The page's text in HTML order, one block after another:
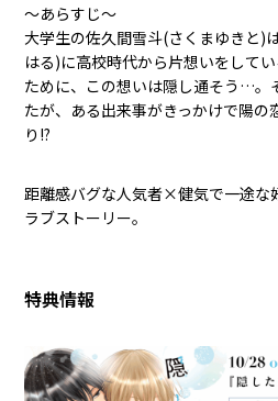
〜あらすじ〜
大学生の佐久間雪斗(さくまゆきと)
はる)に高校時代から片想いをして
ために、この想いは隠し通そう…。
たが、ある出来事がきっかけで陽の
り――!?
距離感バグな人気者×健気で一途な
ラブストーリー。
特典情報